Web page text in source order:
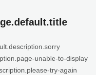
unable-to-display
try-again